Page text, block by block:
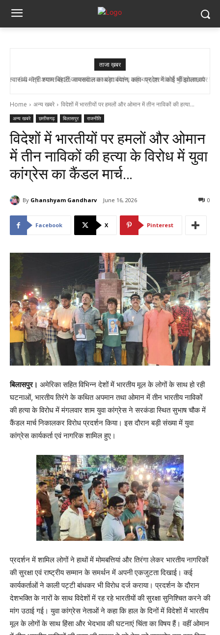
ताजा ख़बर
CG- 15 अगस्त से 26 जनवरी तक चलेगा विशेष अभियान, हर गांव में मुक्तिधाम और हर
Home अन्य खबरे विदेशों में भारतीयों पर हमलों और ओमान में तीन नाविकों की हत्या...
अन्य खबरे छत्तीसगढ़ बिलासपुर राजनीति
विदेशों में भारतीयों पर हमलों और ओमान
में तीन नाविकों की हत्या के विरोध में युवा
कांग्रेस का कैंडल मार्च…
By Ghanshyam Gandharv June 16, 2026 0
Facebook X Pinterest
बिलासपुर। अमेरिका सहित विभिन्न देशों में भारतीय मूल के लोगों के साथ हो रही
घटनाओं, भारतीय तिरंगे के कथित अपमान तथा ओमान में तीन भारतीय नाविकों
की हत्या के विरोध में मंगलवार शाम युवा कांग्रेस ने सरकंडा स्थित सुभाष चौक में
कैंडल मार्च निकालकर विरोध प्रदर्शन किया। इस दौरान बड़ी संख्या में युवा
कांग्रेस कार्यकर्ता एवं नागरिक शामिल हुए।
प्रदर्शन में शामिल लोगों ने हाथों में मोमबत्तियां और तिरंगा लेकर भारतीय नागरिकों
की सुरक्षा एवं राष्ट्रीय सम्मान के समर्थन में अपनी एकजुटता दिखाई। कई
कार्यकर्ताओं ने काली पट्टी बांधकर भी विरोध दर्ज कराया। प्रदर्शन के दौरान
देशभक्ति के नारों के साथ विदेशों में रह रहे भारतीयों की सुरक्षा सुनिश्चित करने की
मांग उठाई गई। युवा कांग्रेस नेताओं ने कहा कि हाल के दिनों में विदेशों में भारतीय
मूल के लोगों के साथ हिंसा और भेदभाव की घटनाएं चिंता का विषय हैं। वहीं ओमान